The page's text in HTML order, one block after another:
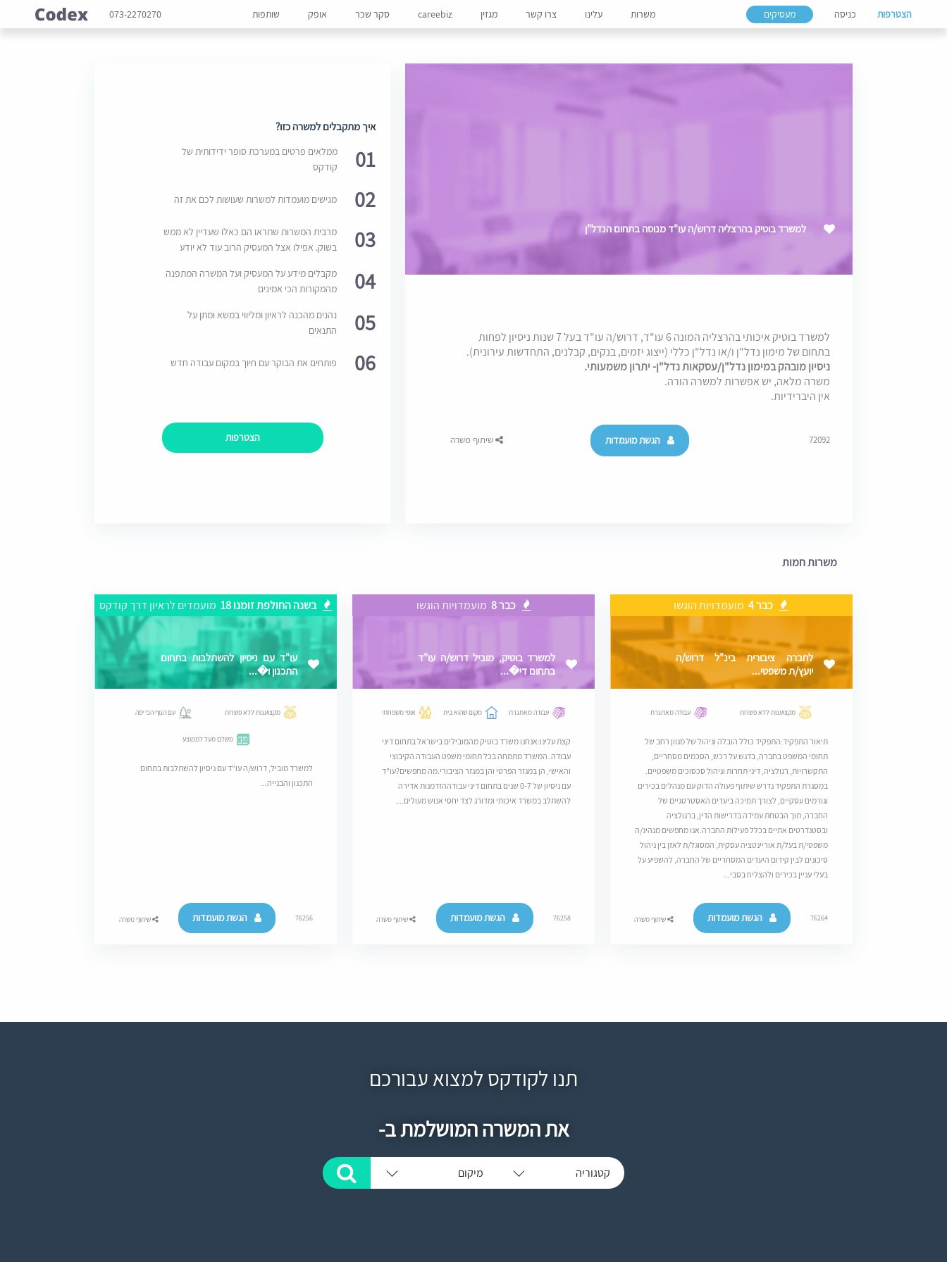
הצטרפות כניסה מעסיקים משרות עלינו צרו קשר מגזין careebiz סקר שכר אופק שותפות 073-2270270
למשרד בוטיק בהרצליה דרוש/ה עו"ד מנוסה בתחום הנדל"ן
למשרד בוטיק איכותי בהרצליה המונה 6 עו"ד, דרוש/ה עו"ד בעל 7 שנות ניסיון לפחות
בתחום של מימון נדל"ן ו/או נדל"ן כללי (ייצוג יזמים, בנקים, קבלנים, התחדשות עירונית).
ניסיון מובהק במימון נדל"ן/עסקאות נדל"ן- יתרון משמעותי.
משרה מלאה, יש אפשרות למשרה הורה.
אין היברידיות.
72092 הגשת מועמדות שיתוף משרה
איך מתקבלים למשרה כזו?
01
ממלאים פרטים במערכת סופר ידידותית של
קודקס
02 מגישים מועמדות למשרות שעושות לכם את זה
03
מרבית המשרות שתראו הם כאלו שעדיין לא ממש
בשוק. אפילו אצל המעסיק הרוב עוד לא יודע
04
מקבלים מידע על המעסיק ועל המשרה המתפנה
מהמקורות הכי אמינים
05
נהנים מהכנה לראיון ומליווי במשא ומתן על
התנאים
06 פותחים את הבוקר עם חיוך במקום עבודה חדש
הצטרפות
משרות חמות
כבר 4 מועמדויות הוגשו
לחברה ציבורית בינ"ל דרוש/ה
יועץ/ת משפטי...
מקצוענות ללא פשרות עבודה מאתגרת
תיאור התפקיד:התפקיד כולל הובלה וניהול של מגוון רחב של
תחומי המשפט בחברה, בדגש על רכש, הסכמים מסחריים,
התקשרויות, רגולציה, דיני תחרות וניהול סכסוכים משפטיים.
במסגרת התפקיד נדרש שיתוף פעולה הדוק עם מנהלים בכירים
וגורמים עסקיים, לצורך תמיכה ביעדים האסטרטגיים של
החברה, תוך הבטחת עמידה בדרישות הדין, ברגולציה
ובסטנדרטים אתיים בכלל פעילות החברה.אנו מחפשים מנהיג/ה
משפטי/ת בעל/ת אוריינטציה עסקית, המסוגל/ת לאזן בין ניהול
סיכונים לבין קידום היעדים המסחריים של החברה, להשפיע על
בעלי עניין בכירים ולהצליח בסבי...
76264 הגשת מועמדות שיתוף משרה
כבר 8 מועמדויות הוגשו
למשרד בוטיק, מוביל דרוש/ה עו"ד
בתחום די�...
עבודה מאתגרת מקום שהוא בית אופי משפחתי
קצת עלינו:אנחנו משרד בוטיק מהמובילים בישראל בתחום דיני
עבודה. המשרד מתמחה בכל תחומי משפט העבודה הקיבוצי
והאישי, הן במגזר הפרטי והן במגזר הציבורי.מה מחפשים?עו"ד
עם ניסיון של 0-7 שנים בתחום דיני עבודההזדמנות אדירה
להשתלב במשרד איכותי ומדורג לצד יחסי אנוש מעולים....
76258 הגשת מועמדות שיתוף משרה
בשנה החולפת זומנו 18 מועמדים לראיון דרך קודקס
עו"ד עם ניסיון להשתלבות בתחום
התכנון ו�...
מקצוענות ללא פשרות עם הנוף הכי יפה
משלם מעל לממוצע
למשרד מוביל, דרוש/ה עו"ד עם ניסיון להשתלבות בתחום
התכנון והבנייה...
76256 הגשת מועמדות שיתוף משרה
תנו לקודקס למצוא עבורכם
את המשרה המושלמת ב-
קטגוריה מיקום